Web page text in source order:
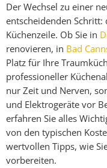
Der Wechsel zu einer
entscheidenden Schritt:
Küchenzeile. Ob Sie in
renovieren, in Bad
Platz für Ihre
professioneller
nur Zeit und Nerven,
und Elektrogeräte vor
erfahren Sie alles
von den typischen
wertvollen Tipps, wie
vorbereiten.